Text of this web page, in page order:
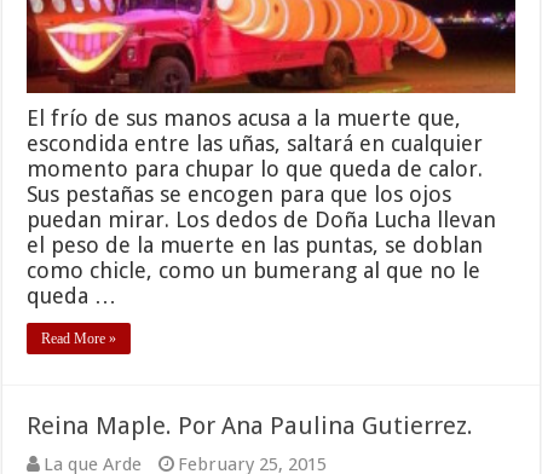
El frío de sus manos acusa a la muerte que,
escondida entre las uñas, saltará en cualquier
momento para chupar lo que queda de calor.
Sus pestañas se encogen para que los ojos
puedan mirar. Los dedos de Doña Lucha llevan
el peso de la muerte en las puntas, se doblan
como chicle, como un bumerang al que no le
queda …
Read More »
Reina Maple. Por Ana Paulina Gutierrez.
La que Arde February 25, 2015